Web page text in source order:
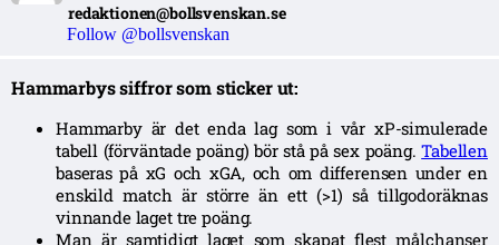
redaktionen@bollsvenskan.se
Follow @bollsvenskan
Hammarbys siffror som sticker ut:
Hammarby är det enda lag som i vår xP-simulerade
tabell (förväntade poäng) bör stå på sex poäng.Tabellen
baseras på xG och xGA, och om differensen under en
enskild match är större än ett (>1) så tillgodoräknas
vinnande laget tre poäng.
Man är samtidigt laget som skapat flest målchanser